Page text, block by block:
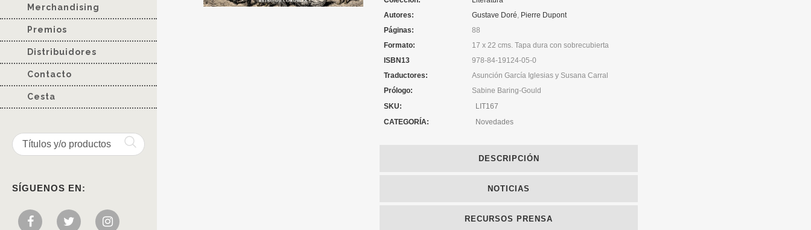
Merchandising
Premios
Distribuidores
Contacto
Cesta
SÍGUENOS EN:
Autores:
Gustave Doré, Pierre Dupont
Páginas:
88
Formato:
17 x 22 cms. Tapa dura con sobrecubierta
ISBN13
978-84-19124-05-0
Traductores:
Asunción García Iglesias y Susana Carral
Prólogo:
Sabine Baring-Gould
SKU:
LIT167
CATEGORÍA:
Novedades
DESCRIPCIÓN
NOTICIAS
RECURSOS PRENSA